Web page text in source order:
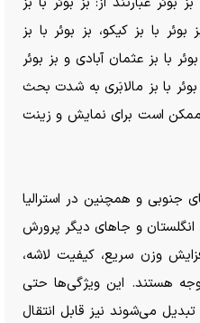
بوئر با بز کیکو، بز بوئر با بز
با بز عثمان آبادی و بز بوئر
بوئر با بز مالابَری به شدت بحث
ممکن است برای نمایش و زینت
جنوبی و همچنین در استرالیا
انگلستان و جا‌های دیگر پرورش
وزن سریع، کیفیت لاشه،
هستند. این ویژگی‌ها حتی
تبدیل می‌شوند نیز قابل انتقال